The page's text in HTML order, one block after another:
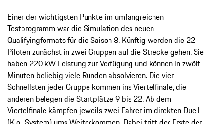
Einer der wichtigsten Punkte im umfangreichen
Testprogramm war die Simulation des neuen
Qualifyingformats für die Saison 8. Künftig werden die 22
Piloten zunächst in zwei Gruppen auf die Strecke gehen. Sie
haben 220 kW Leistung zur Verfügung und können in zwölf
Minuten beliebig viele Runden absolvieren. Die vier
Schnellsten jeder Gruppe kommen ins Viertelfinale, die
anderen belegen die Startplätze 9 bis 22. Ab dem
Viertelfinale kämpfen jeweils zwei Fahrer im direkten Duell